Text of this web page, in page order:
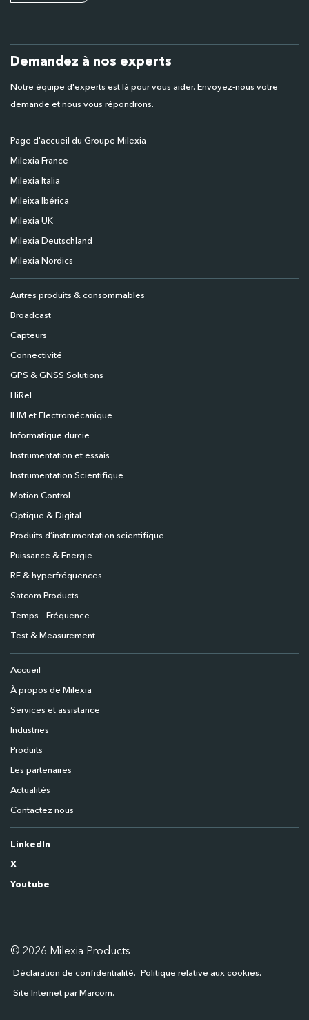
Demandez à nos experts
Notre équipe d'experts est là pour vous aider. Envoyez-nous votre
demande et nous vous répondrons.
Page d'accueil du Groupe Milexia
Milexia France
Milexia Italia
Mileixa Ibérica
Milexia UK
Milexia Deutschland
Milexia Nordics
Autres produits & consommables
Broadcast
Capteurs
Connectivité
GPS & GNSS Solutions
HiRel
IHM et Electromécanique
Informatique durcie
Instrumentation et essais
Instrumentation Scientifique
Motion Control
Optique & Digital
Produits d’instrumentation scientifique
Puissance & Energie
RF & hyperfréquences
Satcom Products
Temps – Fréquence
Test & Measurement
Accueil
À propos de Milexia
Services et assistance
Industries
Produits
Les partenaires
Actualités
Contactez nous
LinkedIn
X
Youtube
© 2026 Milexia Products
Déclaration de confidentialité Politique relative aux cookies
Site Internet par Marcom